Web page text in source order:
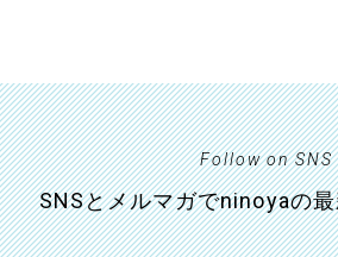
Follow on SNS
SNSとメルマガでninoyaの